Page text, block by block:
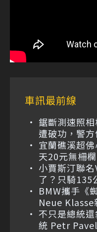
車訊最前線
鋸斷測速照
遭破功，警
宜蘭礁溪超
天20元無柵
小賈斯汀聯
了？只騎135
BMW攜手《
Neue Klasse
不只是總統
統 Petr